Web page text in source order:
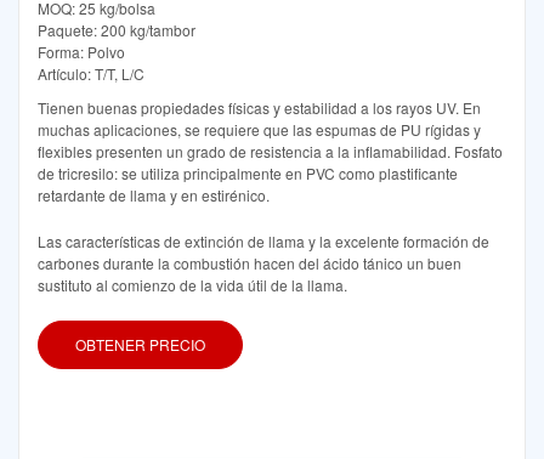
MOQ: 25 kg/bolsa
Paquete: 200 kg/tambor
Forma: Polvo
Artículo: T/T, L/C
Tienen buenas propiedades físicas y estabilidad a los rayos UV. En
muchas aplicaciones, se requiere que las espumas de PU rígidas y
flexibles presenten un grado de resistencia a la inflamabilidad. Fosfato
de tricresilo: se utiliza principalmente en PVC como plastificante
retardante de llama y en estirénico.
Las características de extinción de llama y la excelente formación de
carbones durante la combustión hacen del ácido tánico un buen
sustituto al comienzo de la vida útil de la llama.
OBTENER PRECIO